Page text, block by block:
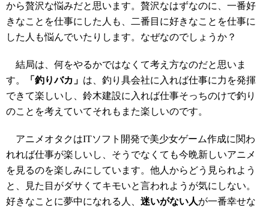
から贅沢な悩みだと思います。贅沢なはずなのに、一番好
きなことを仕事にした人も、二番目に好きなことを仕事に
した人も悩んでいたりします。なぜなのでしょうか？
結局は、何をやるかではなくて考え方なのだと思いま
す。
「釣りバカ」 は、釣り具会社に入れば仕事に力を発揮
できて楽しいし、鈴木建設に入れば仕事そっちのけで釣り
のことを考えていてそれもまた楽しいのです。
アニメオタクはITソフト開発で美少女ゲーム作成に関わ
れれば仕事が楽しいし、そうでなくても今晩新しいアニメ
を見るのを楽しみにしています。他人からどう見られよう
と、見た目がダサくてキモいと言われようが気にしない。
好きなことに夢中になれる人、 迷いがない人が一番幸せな